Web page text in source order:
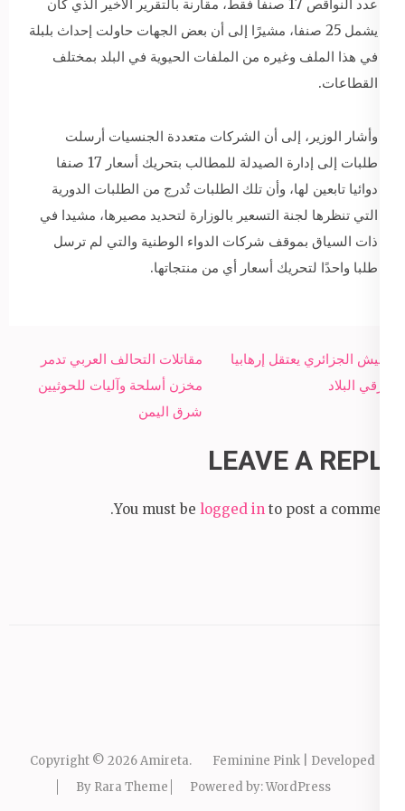
عدد النواقص 17 صنفا فقط، مقارنة بالتقرير الأخير الذي كان
يشمل 25 صنفا، مشيرًا إلى أن بعض الجهات حاولت إحداث بلبلة
في هذا الملف وغيره من الملفات الحيوية في البلد بمختلف
القطاعات.
وأشار الوزير، إلى أن الشركات متعددة الجنسيات أرسلت
طلبات إلى إدارة الصيدلة للمطالب بتحريك أسعار 17 صنفا
دوائيا تابعين لها، وأن تلك الطلبات تُدرج من الطلبات الدورية
التي تنظرها لجنة التسعير بالوزارة لتحديد مصيرها، مشيدا في
ذات السياق بموقف شركات الدواء الوطنية والتي لم ترسل
طلبا واحدًا لتحريك أسعار أي من منتجاتها.
Post
navigation
مقاتلات التحالف العربي تدمر
مخزن أسلحة وآليات للحوثيين
شرق اليمن
الجيش الجزائري يعتقل إرهابيا
شرقي البلاد
LEAVE A REPLY
You must be logged in to post a comment.
Copyright © 2026Amireta.
Feminine Pink | Developed
By Rara Theme Powered by:WordPress